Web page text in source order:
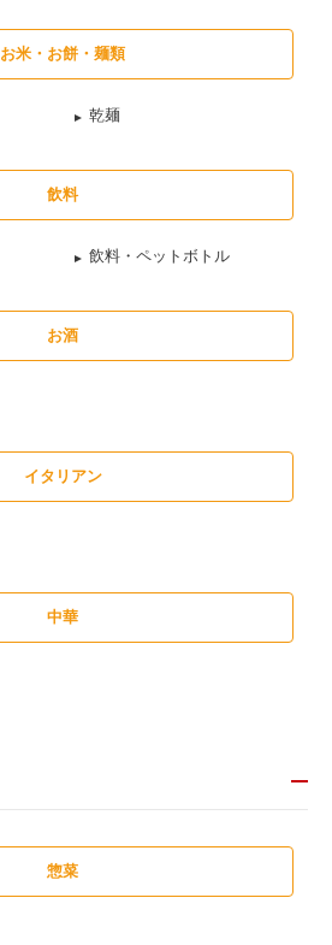
お米・お餅・麺類
乾麺
飲料
飲料・ペットボトル
お酒
イタリアン
中華
惣菜